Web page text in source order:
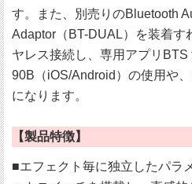
す。また、別売りのBluetooth
Adaptor（BT-DUAL）を装着す
ヤレス接続し、専用アプリBTS
90B（iOS/Android）の使用や
になります。
【製品特徴】
■エフェクト毎に独立したパラ